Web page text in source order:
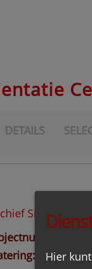
DETAILS
Sint
1945-2011
Hier